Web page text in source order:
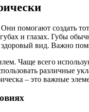
помогают создать
и глазах. Губы
вид. Важно
Чаще всего
различные
– это важные